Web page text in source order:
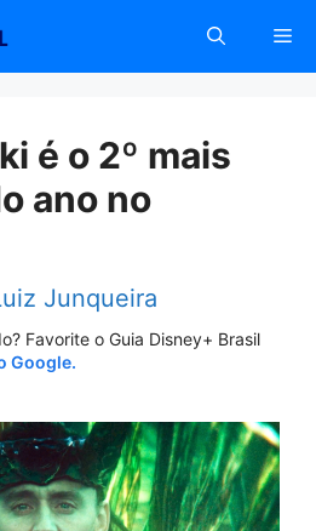
é o 2º mais
ano no
Junqueira
Favorite o Guia Disney+ Brasil
Google.